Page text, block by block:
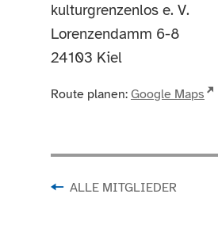
kulturgrenzenlos e. V.
Lorenzendamm 6-8
24103 Kiel
Route planen: Google Maps
ALLE MITGLIEDER